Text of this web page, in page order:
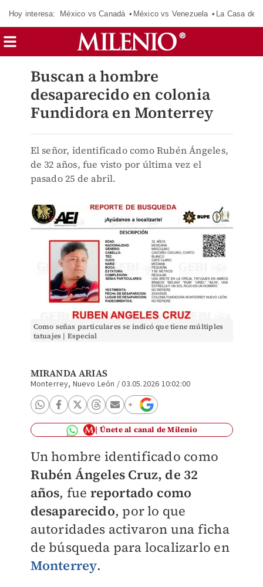
Hoy interesa: México vs Canadá México vs Venezuela La Casa de
Buscan a hombre
desaparecido en colonia
Fundidora en Monterrey
El señor, identificado como Rubén Ángeles,
de 32 años, fue visto por última vez el
pasado 25 de abril.
Como señas particulares se indicó que tiene múltiples
tatuajes | Especial
MIRANDA ARIAS
Monterrey, Nuevo León /03.05.2026 10:02:00
Únete al canal de Milenio
Un hombre identificado como
Rubén Ángeles Cruz, de 32
años, fue reportado como
desaparecido, por lo que
autoridades activaron una ficha
de búsqueda para localizarlo en
Monterrey.